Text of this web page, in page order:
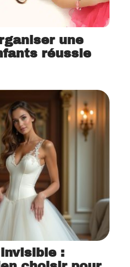
une
réussie
: